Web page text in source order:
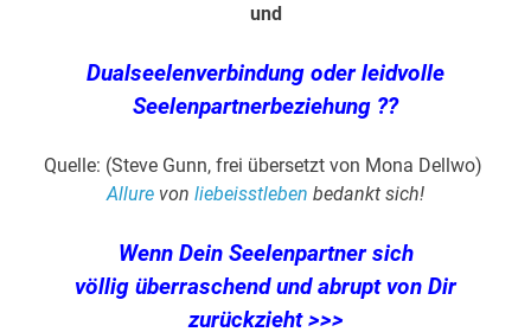
und
Dualseelenverbindung oder leidvolle
Seelenpartnerbeziehung ??
Quelle: (Steve Gunn, frei übersetzt von Mona Dellwo)
Allure von liebeisstleben bedankt sich!
Wenn Dein Seelenpartner sich
völlig überraschend und abrupt von Dir
zurückzieht >>>